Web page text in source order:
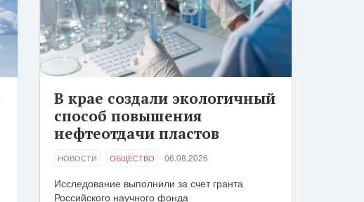
В крае создали экологичный
способ повышения
нефтеотдачи пластов
НОВОСТИ ОБЩЕСТВО 06.08.2026
Исследование выполнили за счет гранта
Российского научного фонда